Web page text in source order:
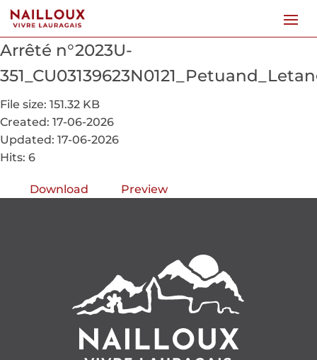
Arrêté n°2023U-
File size: 151.32 KB
Created: 17-06-2026
Updated: 17-06-2026
Hits: 6
Download Preview